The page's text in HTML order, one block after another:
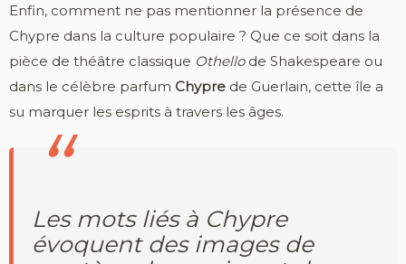
Enfin, comment ne pas mentionner la présence de
Chypre dans la culture populaire ? Que ce soit dans la
pièce de théâtre classique Othello de Shakespeare ou
dans le célèbre parfum Chypre de Guerlain, cette île a
su marquer les esprits à travers les âges.
Les mots liés à Chypre
évoquent des images de